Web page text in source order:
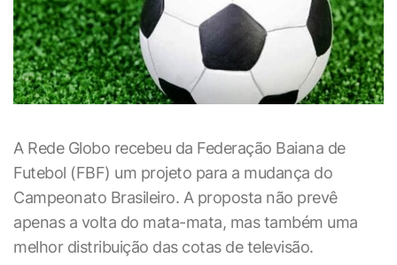
A Rede Globo recebeu da Federação Baiana de
Futebol (FBF) um projeto para a mudança do
Campeonato Brasileiro. A proposta não prevê
apenas a volta do mata-mata, mas também uma
melhor distribuição das cotas de televisão.